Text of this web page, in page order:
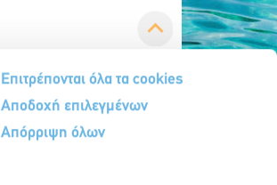
Επιτρέπονται όλα τα cookies
Αποδοχή επιλεγμένων
Απόρριψη όλων